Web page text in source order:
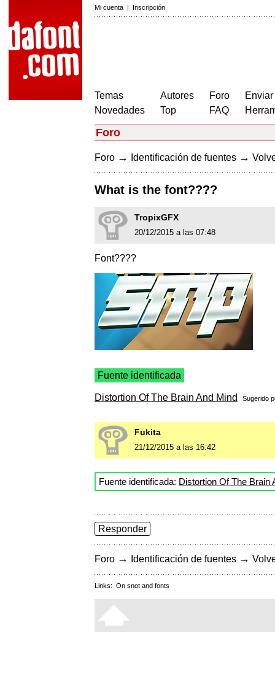
Mi cuenta | Inscripción
Temas
Novedades
Autores
Top
Foro
FAQ
Foro
Foro → Identificación de fuentes →
What is the font????
TropixGFX
20/12/2015 a las 07:48
Font????
Fuente identificada
Distortion Of The Brain And Mind Sugerido
Fukita
21/12/2015 a las 16:42
Fuente identificada: Distortion Of The Brain
Responder
Foro → Identificación de fuentes →
Links: On snot and fonts